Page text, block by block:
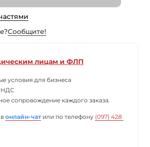
Сообщите!
лицам и ФЛП
условия для бизнеса
НДС
сопровождение каждого заказа.
онлайн-чатили по телефону (097) 428